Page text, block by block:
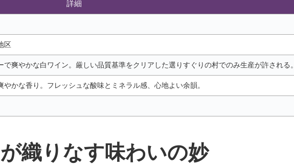
詳細
区
爽やかな白ワイン。厳しい品質基準をクリアした選りすぐりの村でのみ生産が許される。
かな香り。フレッシュな酸味とミネラル感、心地よい余韻。
織りなす味わいの妙